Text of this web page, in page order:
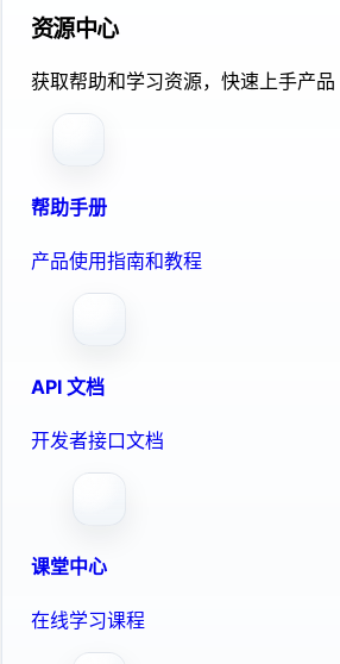
资源中心
获取帮助和学习资源，快速上手产品
帮助手册
产品使用指南和教程
API 文档
开发者接口文档
课堂中心
在线学习课程